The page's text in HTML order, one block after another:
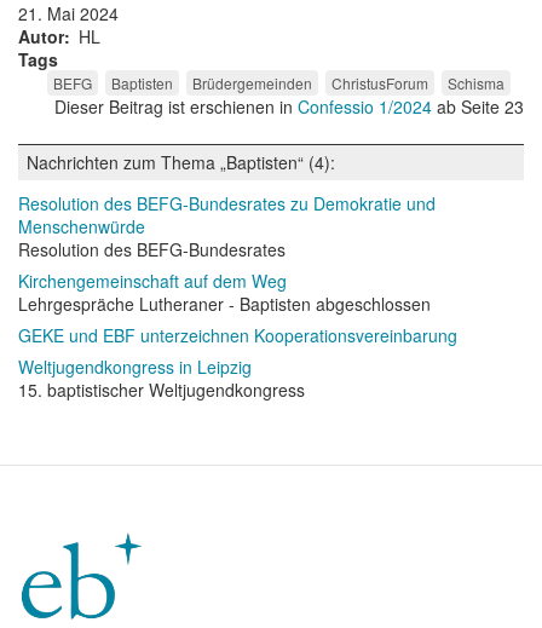
21. Mai 2024
Autor
HL
Tags
BEFG Baptisten Brüdergemeinden ChristusForum Schisma
Dieser Beitrag ist erschienen in Confessio 1/2024 ab Seite 23
Nachrichten zum Thema „Baptisten“ (4):
Resolution des BEFG-Bundesrates zu Demokratie und
Menschenwürde
Resolution des BEFG-Bundesrates
Kirchengemeinschaft auf dem Weg
Lehrgespräche Lutheraner - Baptisten abgeschlossen
GEKE und EBF unterzeichnen Kooperationsvereinbarung
Weltjugendkongress in Leipzig
15. baptistischer Weltjugendkongress